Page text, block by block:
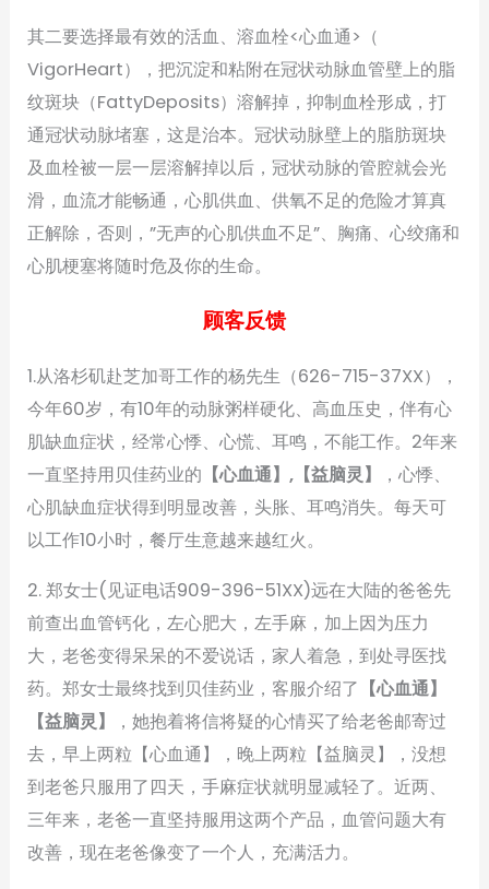
其二要选择最有效的活血、溶血栓<心血通>（
VigorHeart），把沉淀和粘附在冠状动脉血管壁上的脂
纹斑块（FattyDeposits）溶解掉，抑制血栓形成，打
通冠状动脉堵塞，这是治本。冠状动脉壁上的脂肪斑块
及血栓被一层一层溶解掉以后，冠状动脉的管腔就会光
滑，血流才能畅通，心肌供血、供氧不足的危险才算真
正解除，否则，”无声的心肌供血不足”、胸痛、心绞痛和
心肌梗塞将随时危及你的生命。
顾客反馈
1.从洛杉矶赴芝加哥工作的杨先生（626-715-37XX），
今年60岁，有10年的动脉粥样硬化、高血压史，伴有心
肌缺血症状，经常心悸、心慌、耳鸣，不能工作。2年来
一直坚持用贝佳药业的 【心血通】,【益脑灵】
，心悸、
心肌缺血症状得到明显改善，头胀、耳鸣消失。每天可
以工作10小时，餐厅生意越来越红火。
2. 郑女士(见证电话909-396-51XX)远在大陆的爸爸先
前查出血管钙化，左心肥大，左手麻，加上因为压力
大，老爸变得呆呆的不爱说话，家人着急，到处寻医找
药。郑女士最终找到贝佳药业，客服介绍了 【心血通】
【益脑灵】
，她抱着将信将疑的心情买了给老爸邮寄过
去，早上两粒【心血通】，晚上两粒【益脑灵】，没想
到老爸只服用了四天，手麻症状就明显减轻了。近两、
三年来，老爸一直坚持服用这两个产品，血管问题大有
改善，现在老爸像变了一个人，充满活力。